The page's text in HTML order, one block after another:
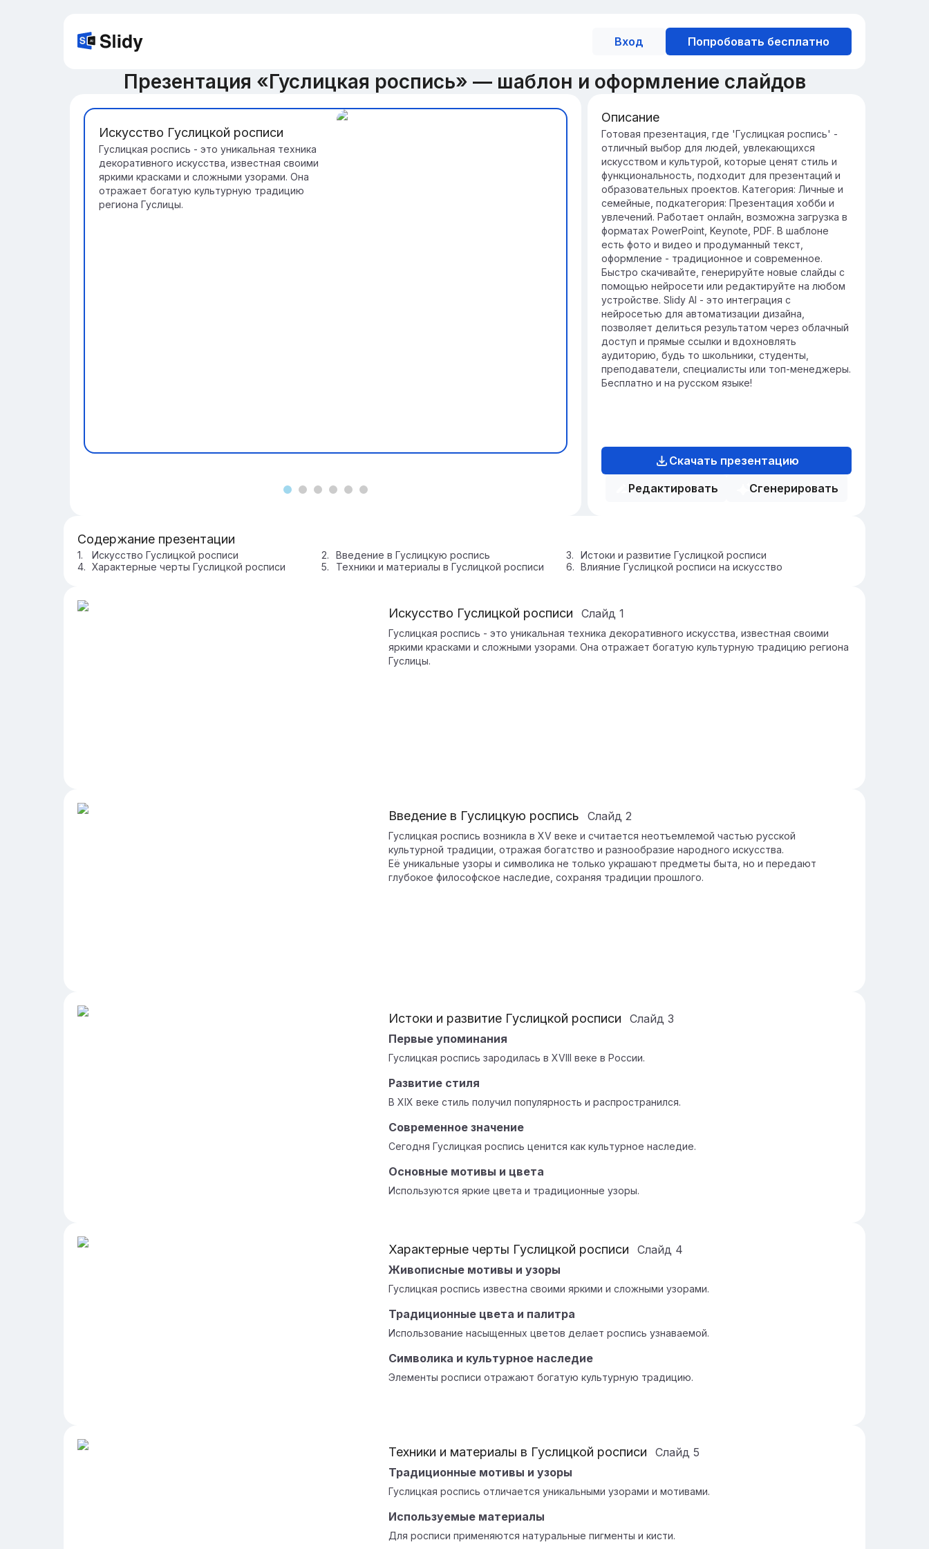
Вход Попробовать бесплатно
Презентация «Гуслицкая роспись» — шаблон и оформление слайдов
Искусство Гуслицкой росписи
Гуслицкая роспись - это уникальная техника
декоративного искусства, известная своими
яркими красками и сложными узорами. Она
отражает богатую культурную традицию
региона Гуслицы.
Введение в Гуслицкую роспись
Гуслицкая роспись возникла в XV веке и
считается неотъемлемой частью русской
культурной традиции, отражая богатство и
разнообразие народного искусства.
Её уникальные узоры и символика не только
украшают предметы быта, но и передают
глубокое философское наследие, сохраняя
традиции прошлого.
Описание
Готовая презентация, где 'Гуслицкая роспись' -
отличный выбор для людей, увлекающихся
искусством и культурой, которые ценят стиль и
функциональность, подходит для презентаций и
образовательных проектов. Категория: Личные и
семейные, подкатегория: Презентация хобби и
увлечений. Работает онлайн, возможна загрузка в
форматах PowerPoint, Keynote, PDF. В шаблоне
есть фото и видео и продуманный текст,
оформление - традиционное и современное.
Быстро скачивайте, генерируйте новые слайды с
помощью нейросети или редактируйте на любом
устройстве. Slidy AI - это интеграция с
нейросетью для автоматизации дизайна,
позволяет делиться результатом через облачный
доступ и прямые ссылки и вдохновлять
аудиторию, будь то школьники, студенты,
преподаватели, специалисты или топ-менеджеры.
Бесплатно и на русском языке!
Скачать презентацию
Редактировать
Сгенерировать
Содержание презентации
Искусство Гуслицкой росписи Введение в Гуслицкую роспись
Истоки и развитие Гуслицкой росписи
Характерные черты Гуслицкой росписи
Техники и материалы в Гуслицкой росписи Влияние Гуслицкой росписи на искусство
Искусство Гуслицкой росписи Слайд 1
Гуслицкая роспись - это уникальная техника декоративного искусства, известная своими
яркими красками и сложными узорами. Она отражает богатую культурную традицию региона
Гуслицы.
Введение в Гуслицкую роспись Слайд 2
Гуслицкая роспись возникла в XV веке и считается неотъемлемой частью русской
культурной традиции, отражая богатство и разнообразие народного искусства.
Её уникальные узоры и символика не только украшают предметы быта, но и передают
глубокое философское наследие, сохраняя традиции прошлого.
Истоки и развитие Гуслицкой росписи Слайд 3
Первые упоминания
Гуслицкая роспись зародилась в XVIII веке в России.
Развитие стиля
В XIX веке стиль получил популярность и распространился.
Современное значение
Сегодня Гуслицкая роспись ценится как культурное наследие.
Основные мотивы и цвета
Используются яркие цвета и традиционные узоры.
Характерные черты Гуслицкой росписи Слайд 4
Живописные мотивы и узоры
Гуслицкая роспись известна своими яркими и сложными узорами.
Традиционные цвета и палитра
Использование насыщенных цветов делает роспись узнаваемой.
Символика и культурное наследие
Элементы росписи отражают богатую культурную традицию.
Техники и материалы в Гуслицкой росписи Слайд 5
Традиционные мотивы и узоры
Гуслицкая роспись отличается уникальными узорами и мотивами.
Используемые материалы
Для росписи применяются натуральные пигменты и кисти.